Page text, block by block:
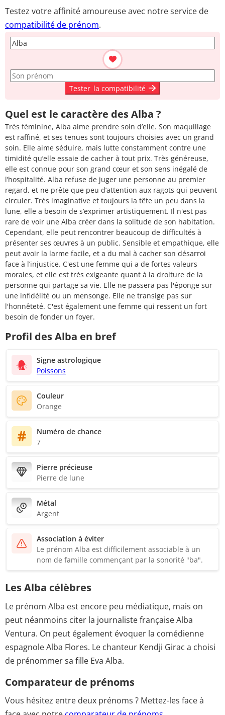
Testez votre affinité amoureuse avec notre service de
compatibilité de prénom.
Tester la compatibilité
Quel est le caractère des Alba ?
Très féminine, Alba aime prendre soin d’elle. Son maquillage
est raffiné, et ses tenues sont toujours choisies avec un grand
soin. Elle aime séduire, mais lutte constamment contre une
timidité qu’elle essaie de cacher à tout prix. Très généreuse,
elle est connue pour son grand cœur et son sens inégalé de
l’hospitalité. Alba refuse de juger une personne au premier
regard, et ne prête que peu d’attention aux ragots qui peuvent
circuler. Très imaginative et toujours la tête un peu dans la
lune, elle a besoin de s’exprimer artistiquement. Il n'est pas
rare de voir une Alba créer dans la solitude de son habitation.
Cependant, elle peut rencontrer beaucoup de difficultés à
présenter ses œuvres à un public. Sensible et empathique, elle
peut avoir la larme facile, et a du mal à cacher son désarroi
face à l’injustice. C'est une femme qui a de fortes valeurs
morales, et elle est très exigeante quant à la droiture de la
personne qui partage sa vie. Elle ne passera pas l'éponge sur
une infidélité ou un mensonge. Elle ne transige pas sur
l'honnêteté. C'est également une femme qui ressent un fort
besoin de fonder un foyer.
Profil des Alba en bref
Signe astrologique
Poissons
Couleur
Orange
Numéro de chance
7
Pierre précieuse
Pierre de lune
Métal
Argent
Association à éviter
Le prénom Alba est difficilement associable à un
nom de famille commençant par la sonorité "ba".
Les Alba célèbres
Le prénom Alba est encore peu médiatique, mais on
peut néanmoins citer la journaliste française Alba
Ventura. On peut également évoquer la comédienne
espagnole Alba Flores. Le chanteur Kendji Girac a choisi
de prénommer sa fille Eva Alba.
Comparateur de prénoms
Vous hésitez entre deux prénoms ? Mettez-les face à